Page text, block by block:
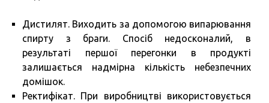
Дистилят. Виходить за допомогою випарювання
спирту з браги. Спосіб недосконалий, в
результаті першої перегонки в продукті
залишається надмірна кількість небезпечних
домішок.
Ректифікат. При виробництві використовується